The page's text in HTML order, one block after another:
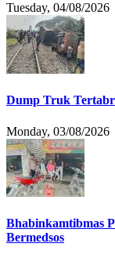
Tuesday, 04/08/2026
Dump Truk
Monday, 03/08/2026
Bhabinkamtibmas
Bermedsos